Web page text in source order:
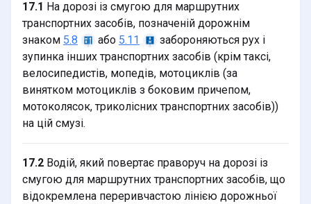
17.1 На дорозі із смугою для маршрутних
транспортних засобів, позначеній дорожнім
знаком 5.8 або 5.11
забороняються рух і
зупинка інших транспортних засобів (крім таксі,
велосипедистів, мопедів, мотоциклів (за
винятком мотоциклів з боковим причепом,
мотоколясок, триколісних транспортних засобів))
на цій смузі.
17.2 Водій, який повертає праворуч на дорозі із
смугою для маршрутних транспортних засобів, що
відокремлена переривчастою лінією дорожньої